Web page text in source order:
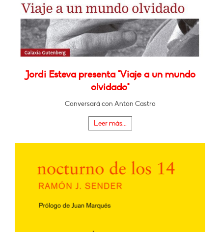
Jordi Esteva presenta "Viaje a un mundo
olvidado"
Conversará con Antón Castro
Leer más...